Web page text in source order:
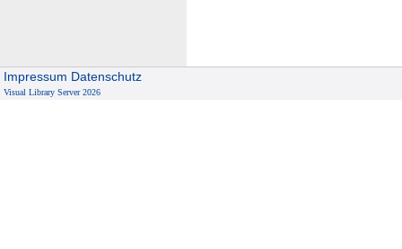
Impressum Datenschutz
Visual Library Server 2026